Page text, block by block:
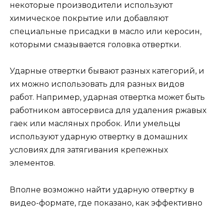
некоторые производители используют
химическое покрытие или добавляют
специальные присадки в масло или керосин,
которыми смазывается головка отвертки.
Ударные отвертки бывают разных категорий, и
их можно использовать для разных видов
работ. Например, ударная отвертка может быть
работником автосервиса для удаления ржавых
гаек или масляных пробок. Или умельцы
используют ударную отвертку в домашних
условиях для затягивания крепежных
элементов.
Вполне возможно найти ударную отвертку в
видео-формате, где показано, как эффективно